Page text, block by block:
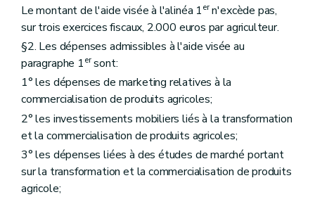
Le montant de l'aide visée à l'alinéa 1ern'excède pas,
sur trois exercices fiscaux, 2.000 euros par agriculteur.
§2. Les dépenses admissibles à l'aide visée au
paragraphe 1ersont:
1° les dépenses de marketing relatives à la
commercialisation de produits agricoles;
2° les investissements mobiliers liés à la transformation
et la commercialisation de produits agricoles;
3° les dépenses liées à des études de marché portant
sur la transformation et la commercialisation de produits
agricole;